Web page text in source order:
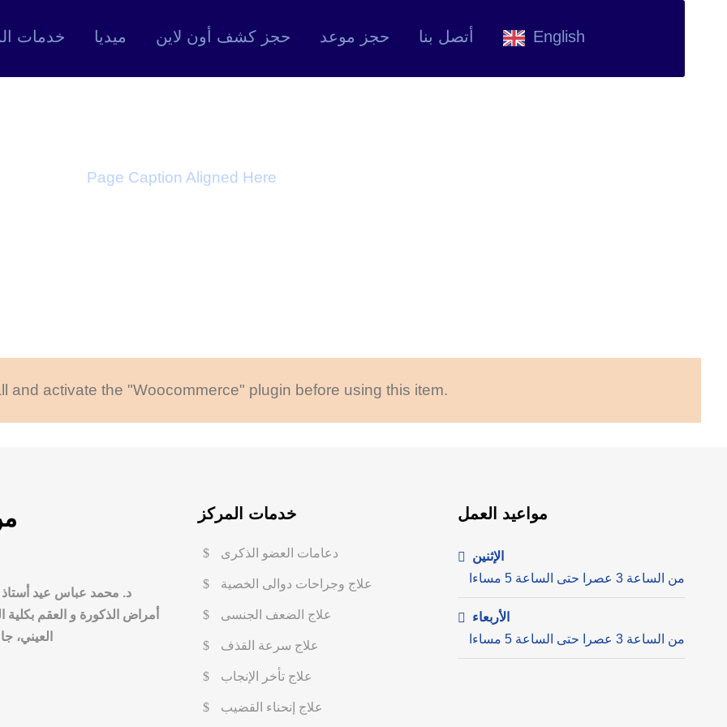
خدمات ميديا حجز كشف أون لاين حجز موعد أتصل بنا English
Page Caption Aligned Here
and activate the "Woocommerce" plugin before using this item.
د. محمد عباس عيد
أمراض الذكورة و العقم
العيني،
خدمات المركز
دعامات العضو الذكرى
علاج وجراحات دوالى الخصية
علاج الضعف الجنسى
علاج سرعة القذف
علاج تأخر الإنجاب
علاج إنحناء القضيب
مواعيد العمل
الإثنين
من الساعة 3 عصرا حتى الساعة 5 مساءا
الأربعاء
من الساعة 3 عصرا حتى الساعة 5 مساءا